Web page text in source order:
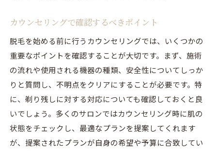
カウンセリングで確認するべきポイント
脱毛を始める前に行うカウンセリングでは、いくつかの
重要なポイントを確認することが大切です。まず、施術
の流れや使用される機器の種類、安全性についてしっか
りと質問し、不明点をクリアにすることが必要です。特
に、剃り残しに対する対応についても確認しておくと良
いでしょう。多くのサロンではカウンセリング時に肌の
状態をチェックし、最適なプランを提案してくれます
が、提案されたプランが自身の希望や予算に合致してい